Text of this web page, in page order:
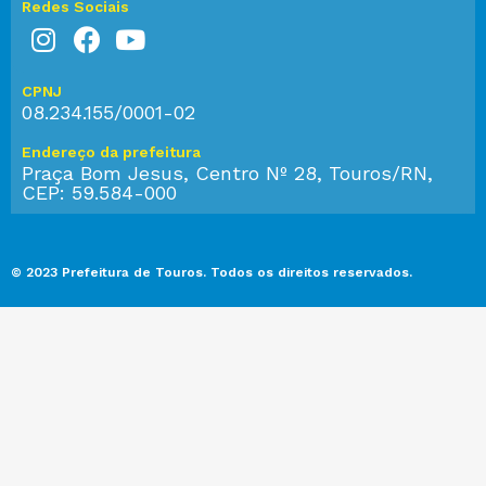
Redes Sociais
CPNJ
08.234.155/0001-02
Endereço da prefeitura
Praça Bom Jesus, Centro Nº 28, Touros/RN,
CEP: 59.584-000
© 2023 Prefeitura de Touros. Todos os direitos reservados.